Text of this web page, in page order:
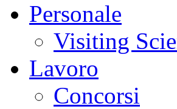
Personale
Visiting
Lavoro
Concorsi